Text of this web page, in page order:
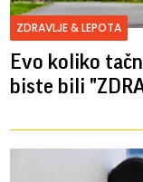
ZDRAVLJE & LEPOTA
Evo koliko
biste bili